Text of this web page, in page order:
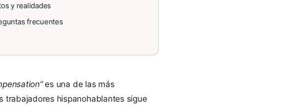
y realidades
frecuentes
es una de las más
trabajadores hispanohablantes sigue